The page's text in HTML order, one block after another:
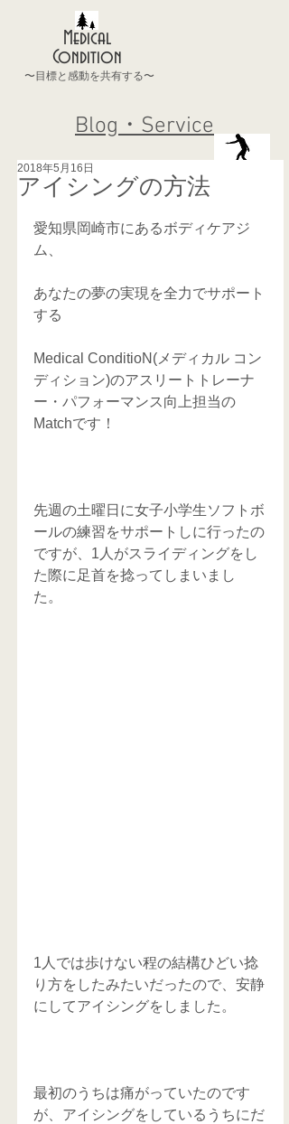
Medical
Condition
〜目標と感動を共有する〜
Blog・Service
アイシングの方法
2018年5月16日
愛知県岡崎市にあるボディケアジ
ム、
あなたの夢の実現を全力でサポート
する
Medical ConditioN(メディカル コン
ディション)のアスリートトレーナ
ー・パフォーマンス向上担当の
Matchです！
先週の土曜日に女子小学生ソフトボ
ールの練習をサポートしに行ったの
ですが、1人がスライディングをし
た際に足首を捻ってしまいまし
た。
1人では歩けない程の結構ひどい捻
り方をしたみたいだったので、安静
にしてアイシングをしました。
最初のうちは痛がっていたのです
が、アイシングをしているうちにだ